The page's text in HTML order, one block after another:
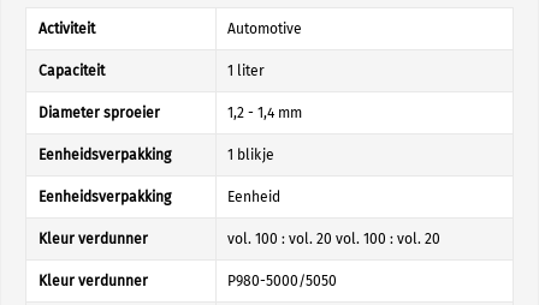
Activiteit Automotive
Capaciteit 1 liter
Diameter sproeier 1,2 - 1,4 mm
Eenheidsverpakking 1 blikje
Eenheidsverpakking Eenheid
Kleur verdunner vol. 100 : vol. 20 vol. 100 : vol. 20
Kleur verdunner P980-5000/5050